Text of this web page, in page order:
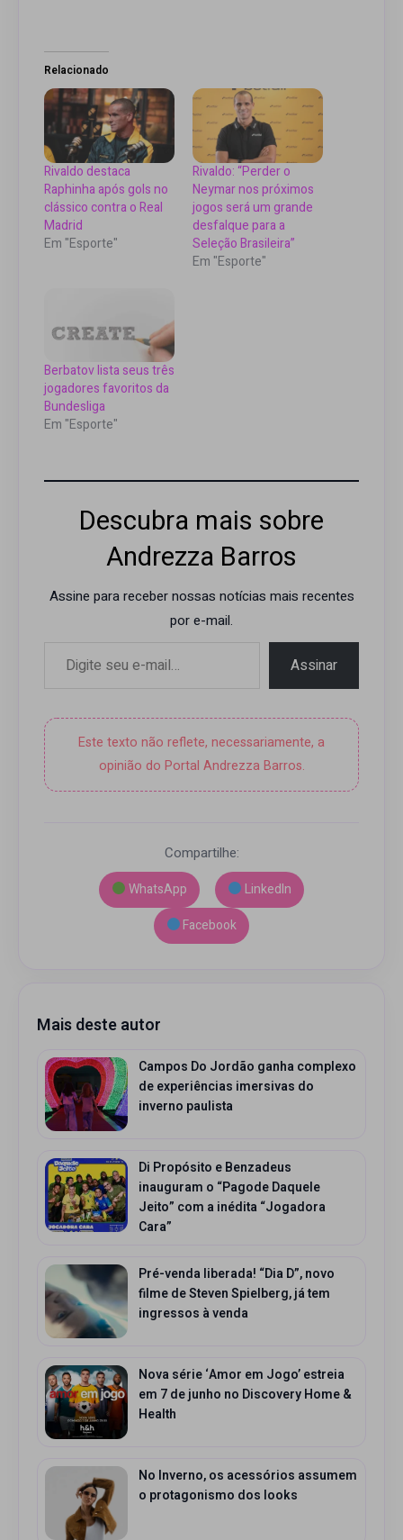
Relacionado
Rivaldo destaca
Raphinha após gols no
clássico contra o Real
Madrid
Em "Esporte"
Rivaldo: “Perder o
Neymar nos próximos
jogos será um grande
desfalque para a
Seleção Brasileira”
Em "Esporte"
Berbatov lista seus três
jogadores favoritos da
Bundesliga
Em "Esporte"
Descubra mais sobre
Andrezza Barros
Assine para receber nossas notícias mais recentes
por e-mail.
Assinar
Este texto não reflete, necessariamente, a
opinião do Portal Andrezza Barros.
Compartilhe:
WhatsApp
LinkedIn
Facebook
Mais deste autor
Campos Do Jordão ganha complexo
de experiências imersivas do
inverno paulista
Di Propósito e Benzadeus
inauguram o “Pagode Daquele
Jeito” com a inédita “Jogadora
Cara”
Pré-venda liberada! “Dia D”, novo
filme de Steven Spielberg, já tem
ingressos à venda
Nova série ‘Amor em Jogo’ estreia
em 7 de junho no Discovery Home &
Health
No Inverno, os acessórios assumem
o protagonismo dos looks